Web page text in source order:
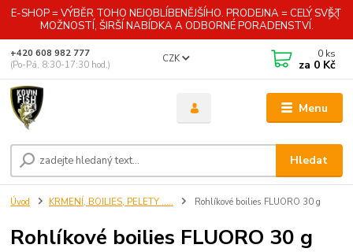
E-SHOP = VÝBĚR TOHO NEJOBLÍBENĚJŠÍHO. PRODEJNA = CELÝ SVĚT
MOŽNOSTÍ, ŠIRŠÍ NABÍDKA A ODBORNÉ PORADENSTVÍ.
Menu
CZK
Hledat
+420 608 982 777
(Po-Pá, 8:30-17:30 hod.)
0 ks
za 0 Kč
Úvod KRMENÍ, BOILIES, PELETY ..... Rohlíkové boilies FLUORO 30 g
Rohlíkové boilies FLUORO 30 g